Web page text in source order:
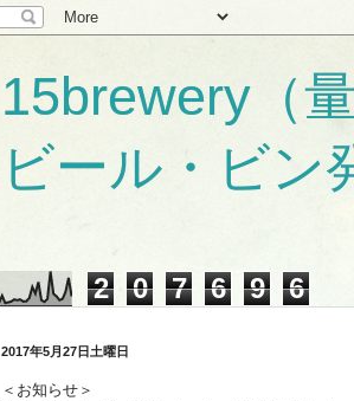
15brewery（
ビール・ビン
2 0 7 6 9 6
2017年5月27日土曜日
＜お知らせ＞